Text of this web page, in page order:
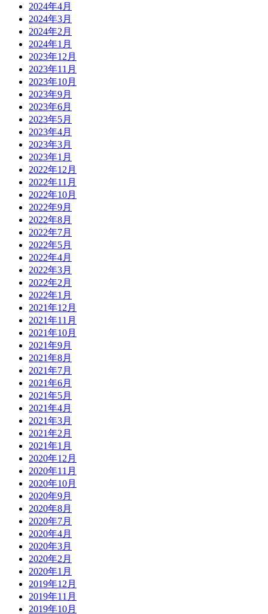
2024年4月
2024年3月
2024年2月
2024年1月
2023年12月
2023年11月
2023年10月
2023年9月
2023年6月
2023年5月
2023年4月
2023年3月
2023年1月
2022年12月
2022年11月
2022年10月
2022年9月
2022年8月
2022年7月
2022年5月
2022年4月
2022年3月
2022年2月
2022年1月
2021年12月
2021年11月
2021年10月
2021年9月
2021年8月
2021年7月
2021年6月
2021年5月
2021年4月
2021年3月
2021年2月
2021年1月
2020年12月
2020年11月
2020年10月
2020年9月
2020年8月
2020年7月
2020年4月
2020年3月
2020年2月
2020年1月
2019年12月
2019年11月
2019年10月